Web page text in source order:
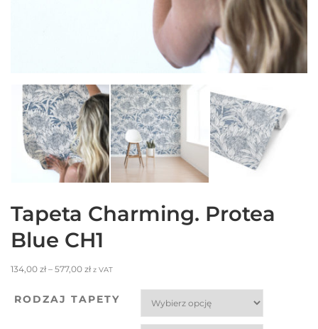
Tapeta Charming. Protea
Blue CH1
134,00 zł – 577,00 zł z VAT
RODZAJ TAPETY